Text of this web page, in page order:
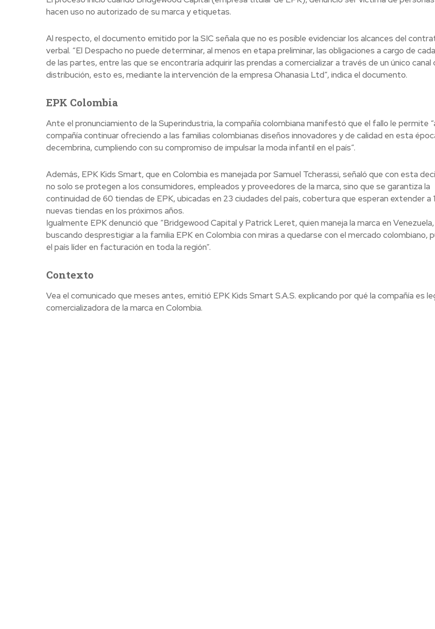
hacen uso no autorizado de su marca y etiquetas.
Al respecto, el documento emitido por la SIC señala que no es posible evidenciar los alcances del
verbal. “El Despacho no puede determinar, al menos en etapa preliminar, las obligaciones a cargo de
de las partes, entre las que se encontraría adquirir las prendas a comercializar a través de un único canal
distribución, esto es, mediante la intervención de la empresa Ohanasia Ltd”, indica el documento.
EPK Colombia
Ante el pronunciamiento de la Superindustria, la compañía colombiana manifestó que el fallo le permite
compañía continuar ofreciendo a las familias colombianas diseños innovadores y de calidad en esta
decembrina, cumpliendo con su compromiso de impulsar la moda infantil en el país”.
Además, EPK Kids Smart, que en Colombia es manejada por Samuel Tcherassi, señaló que con esta
no solo se protegen a los consumidores, empleados y proveedores de la marca, sino que se garantiza la
continuidad de 60 tiendas de EPK, ubicadas en 23 ciudades del país, cobertura que esperan extender a
nuevas tiendas en los próximos años.
Igualmente EPK denunció que “Bridgewood Capital y Patrick Leret, quien maneja la marca en
buscando desprestigiar a la familia EPK en Colombia con miras a quedarse con el mercado colombiano,
el país líder en facturación en toda la región”.
Contexto
Vea el comunicado que meses antes, emitió EPK Kids Smart S.A.S. explicando por qué la compañía es
comercializadora de la marca en Colombia.